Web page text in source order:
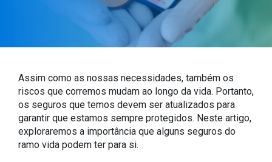
Assim como as nossas necessidades, também os
riscos que corremos mudam ao longo da vida. Portanto,
os seguros que temos devem ser atualizados para
garantir que estamos sempre protegidos. Neste artigo,
exploraremos a importância que alguns seguros do
ramo vida podem ter para si.